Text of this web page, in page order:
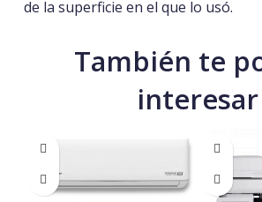
de la superficie en el que lo usó.
También te
interesar